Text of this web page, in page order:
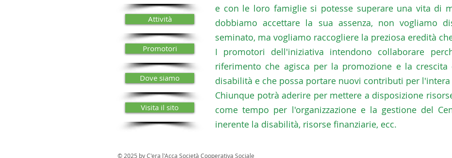
Attività
Promotori
Dove siamo
Visita il sito
e con le loro famiglie si potesse superare una vita di
dobbiamo accettare la sua assenza, non vogliamo
seminato, ma vogliamo raccogliere la preziosa eredità
I promotori dell'iniziativa intendono collaborare
riferimento che agisca per la promozione e la
disabilità e che possa portare nuovi contributi per
Chiunque potrà aderire per mettere a disposizione
come tempo per l'organizzazione e la gestione del
inerente la disabilità, risorse finanziarie, ecc.
© 2025 by C'era l'Acca Società Cooperativa Sociale